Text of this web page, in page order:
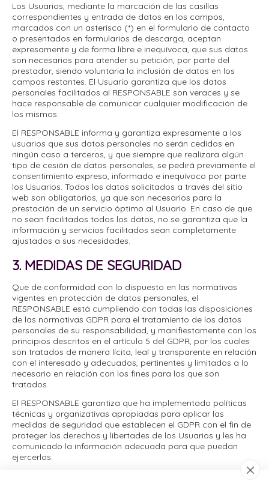
Los Usuarios, mediante la marcación de las casillas
correspondientes y entrada de datos en los campos,
marcados con un asterisco (*) en el formulario de contacto
o presentados en formularios de descarga, aceptan
expresamente y de forma libre e inequívoca, que sus datos
son necesarios para atender su petición, por parte del
prestador, siendo voluntaria la inclusión de datos en los
campos restantes. El Usuario garantiza que los datos
personales facilitados al RESPONSABLE son veraces y se
hace responsable de comunicar cualquier modificación de
los mismos.
El RESPONSABLE informa y garantiza expresamente a los
usuarios que sus datos personales no serán cedidos en
ningún caso a terceros, y que siempre que realizara algún
tipo de cesión de datos personales, se pedirá previamente el
consentimiento expreso, informado e inequívoco por parte
los Usuarios. Todos los datos solicitados a través del sitio
web son obligatorios, ya que son necesarios para la
prestación de un servicio óptimo al Usuario. En caso de que
no sean facilitados todos los datos, no se garantiza que la
información y servicios facilitados sean completamente
ajustados a sus necesidades.
3. MEDIDAS DE SEGURIDAD
Que de conformidad con lo dispuesto en las normativas
vigentes en protección de datos personales, el
RESPONSABLE está cumpliendo con todas las disposiciones
de las normativas GDPR para el tratamiento de los datos
personales de su responsabilidad, y manifiestamente con los
principios descritos en el artículo 5 del GDPR, por los cuales
son tratados de manera lícita, leal y transparente en relación
con el interesado y adecuados, pertinentes y limitados a lo
necesario en relación con los fines para los que son
tratados.
El RESPONSABLE garantiza que ha implementado políticas
técnicas y organizativas apropiadas para aplicar las
medidas de seguridad que establecen el GDPR con el fin de
proteger los derechos y libertades de los Usuarios y les ha
comunicado la información adecuada para que puedan
ejercerlos.